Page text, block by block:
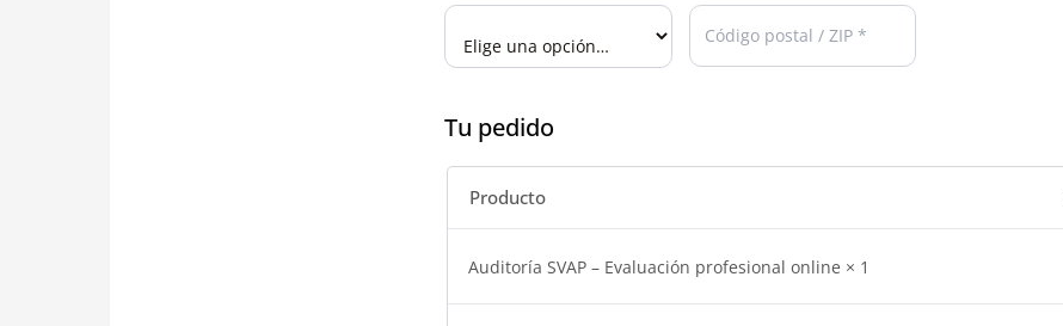
Tu pedido
Producto
Auditoría SVAP – Evaluación profesional online × 1